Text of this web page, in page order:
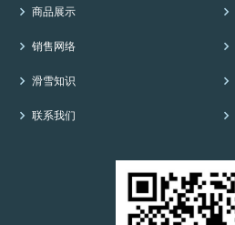
商品展示
销售网络
滑雪知识
联系我们